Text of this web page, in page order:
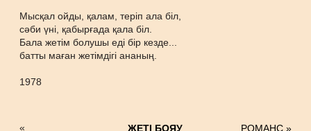
Мысқал ойды, қалам, теріп ала біл,
сәби үні, қабырғада қала біл.
Бала жетім болушы еді бір кезде...
батты маған жетімдігі ананың.
1978
« ЖЕТІ БОЯУ РОМАНС »